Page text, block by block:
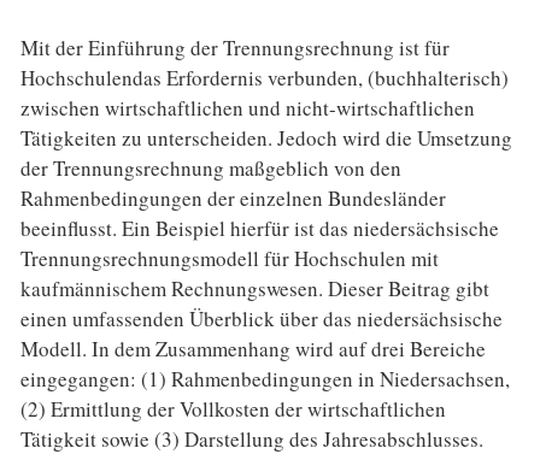
Mit der Einführung der Trennungsrechnung ist für
Hochschulendas Erfordernis verbunden, (buchhalterisch)
zwischen wirtschaftlichen und nicht-wirtschaftlichen
Tätigkeiten zu unterscheiden. Jedoch wird die Umsetzung
der Trennungsrechnung maßgeblich von den
Rahmenbedingungen der einzelnen Bundesländer
beeinflusst. Ein Beispiel hierfür ist das niedersächsische
Trennungsrechnungsmodell für Hochschulen mit
kaufmännischem Rechnungswesen. Dieser Beitrag gibt
einen umfassenden Überblick über das niedersächsische
Modell. In dem Zusammenhang wird auf drei Bereiche
eingegangen: (1) Rahmenbedingungen in Niedersachsen,
(2) Ermittlung der Vollkosten der wirtschaftlichen
Tätigkeit sowie (3) Darstellung des Jahresabschlusses.